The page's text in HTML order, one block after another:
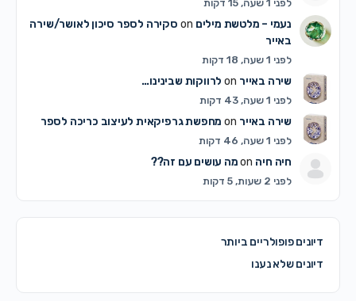
לפני 1 שעה, 15 דקות
נעמי – מלטשת מיליםon
סקירה לספר סיכון לאושר/שירה
באייר
לפני 1 שעה, 18 דקות
שירה באיירon לרווקות שבינינו…
לפני 1 שעה, 43 דקות
שירה באיירon מחפשת גרפיקאית לעיצוב כריכה לספר
לפני 1 שעה, 46 דקות
חיה חיהon מה עושים עם זה??
לפני 2 שעות, 5 דקות
דיונים פופולריים ביותר
דיונים שלא נענו